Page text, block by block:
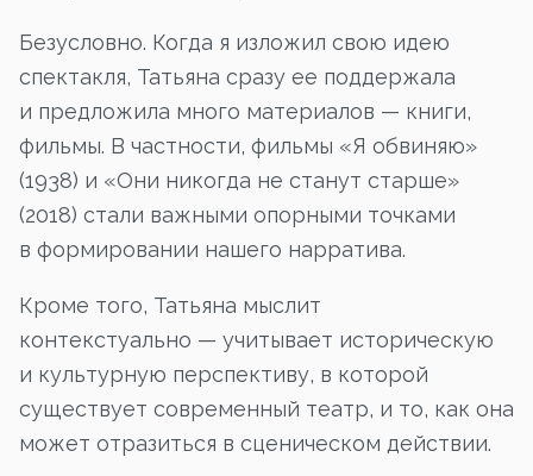
Безусловно. Когда я изложил свою идею
спектакля, Татьяна сразу ее поддержала
и предложила много материалов — книги,
фильмы. В частности, фильмы «Я обвиняю»
(1938) и «Они никогда не станут старше»
(2018) стали важными опорными точками
в формировании нашего нарратива.
Кроме того, Татьяна мыслит
контекстуально — учитывает историческую
и культурную перспективу, в которой
существует современный театр, и то, как она
может отразиться в сценическом действии.